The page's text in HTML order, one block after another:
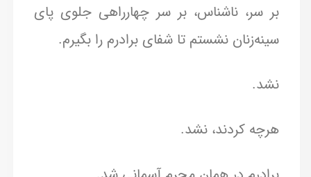
بر سر، ناشناس، بر سر چهارراهی جلوی پای
سینه‌زنان نشستم تا شفای برادرم را بگیرم.
نشد.
هرچه کردند، نشد.